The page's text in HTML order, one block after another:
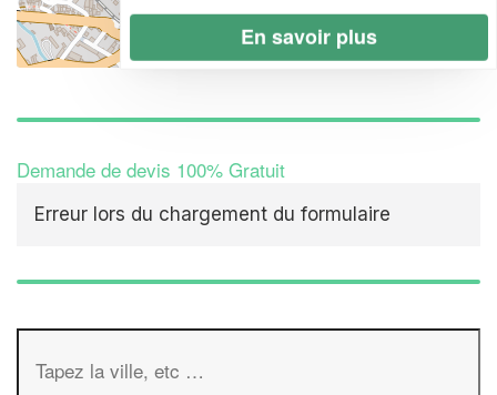
Leaflet| Map data ©OpenStreetMap contributors,CC-BY-SA
Demande de devis 100% Gratuit
Erreur lors du chargement du formulaire
En savoir plus